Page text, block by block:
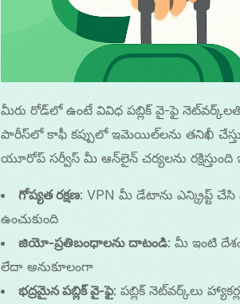
మీరు రోడ్‌లో ఉంటే వివిధ పబ్లిక్ వై-ఫై నెట్‌వర్క్‌లతో
పారీస్‌లో కాఫీ కప్పులో ఇమెయిల్‌లను తనిఖీ
యూరోప్ సర్వీస్ మీ ఆన్‌లైన్ చర్యలను
గోప్యత రక్షణ: VPN మీ డేటాను ఎన్క్రిప్ట్
ఉంచుకుంది
జియో-ప్రతిబంధాలను దాటండి: మీ ఇంటి
లేదా అనుకూలంగా
భద్రమైన పబ్లిక్ వై-ఫై: పబ్లిక్ నెట్‌వర్క్‌లు